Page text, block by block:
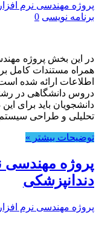
پروژه مهندسی نرم افزار
برنامه نویسی 0
در این بخش پروژه
همراه مستندات کامل
اطلاعات ارائه شده
دروس دانشگاهی در
دانشجویان باید برای
تحلیلی و طراحی سیستم
توضیحات بیشتر »
پروژه مهندسی
دندانپزشکی
پروژه مهندسی نرم افزار